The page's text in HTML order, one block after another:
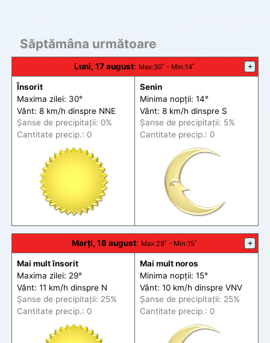
Săptămâna următoare
Luni, 17 august: Max:30˚ - Min:14˚ +
Însorit
Maxima zilei: 30°
Vânt: 8 km/h dinspre NNE
Șanse de precipitații: 0%
Cantitate precip.: 0
Senin
Minima nopții: 14°
Vânt: 8 km/h dinspre S
Șanse de precipitații: 5%
Cantitate precip.: 0
Marți, 18 august: Max:29˚ - Min:15˚ +
Mai mult însorit
Maxima zilei: 29°
Vânt: 11 km/h dinspre N
Șanse de precipitații: 25%
Cantitate precip.: 0
Mai mult noros
Minima nopții: 15°
Vânt: 10 km/h dinspre VNV
Șanse de precipitații: 25%
Cantitate precip.: 0